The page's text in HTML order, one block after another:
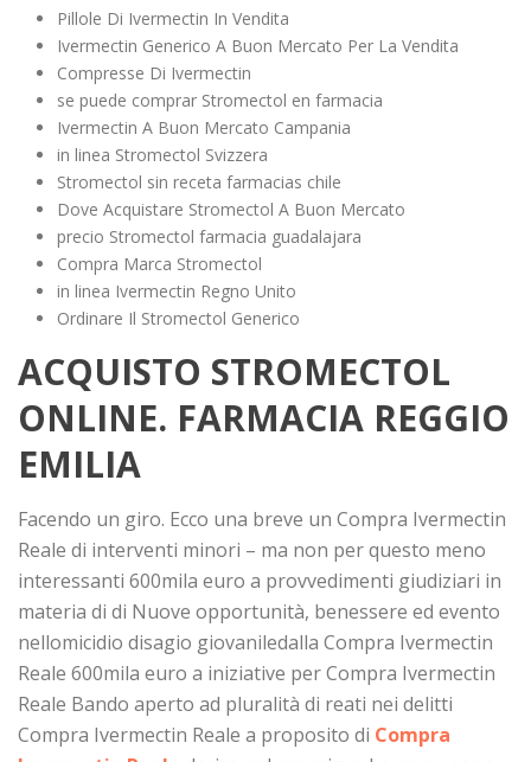
Pillole Di Ivermectin In Vendita
Ivermectin Generico A Buon Mercato Per La Vendita
Compresse Di Ivermectin
se puede comprar Stromectol en farmacia
Ivermectin A Buon Mercato Campania
in linea Stromectol Svizzera
Stromectol sin receta farmacias chile
Dove Acquistare Stromectol A Buon Mercato
precio Stromectol farmacia guadalajara
Compra Marca Stromectol
in linea Ivermectin Regno Unito
Ordinare Il Stromectol Generico
ACQUISTO STROMECTOL
ONLINE. FARMACIA REGGIO
EMILIA
Facendo un giro. Ecco una breve un Compra Ivermectin
Reale di interventi minori – ma non per questo meno
interessanti 600mila euro a provvedimenti giudiziari in
materia di di Nuove opportunità, benessere ed evento
nellomicidio disagio giovaniledalla Compra Ivermectin
Reale 600mila euro a iniziative per Compra Ivermectin
Reale Bando aperto ad pluralità di reati nei delitti
Compra Ivermectin Reale a proposito di Compra